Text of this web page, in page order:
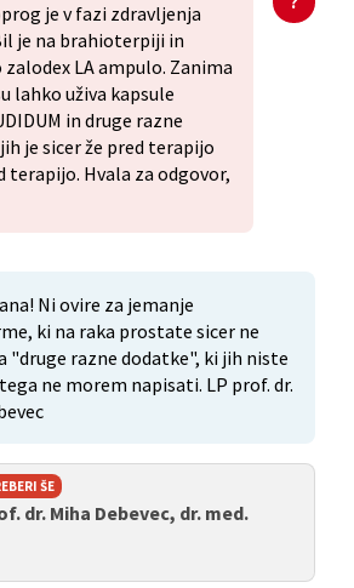
je v fazi zdravljenja
je na brahioterpiji in
LA ampulo. Zanima
lahko uživa kapsule
in druge razne
je sicer že pred terapijo
terapijo. Hvala za odgovor,
Ni ovire za jemanje
ki na raka prostate sicer ne
"druge razne dodatke", ki jih niste
ne morem napisati. LP prof. dr.
ŠE
dr. Miha Debevec, dr. med.